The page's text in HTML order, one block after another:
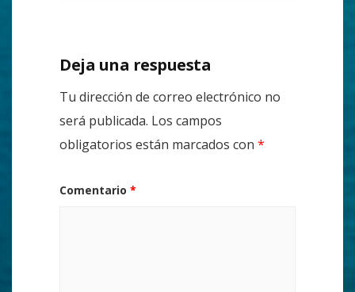
Deja una respuesta
Tu dirección de correo electrónico no
será publicada. Los campos
obligatorios están marcados con *
Comentario *